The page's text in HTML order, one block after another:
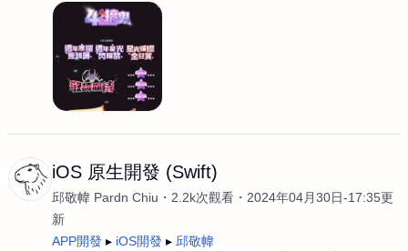
iOS 原生開發 (Swift)
邱敬幃 Pardn Chiu 2.2k次觀看
2024年04月30日-17:35更
新
APP開發
iOS開發 邱敬幃